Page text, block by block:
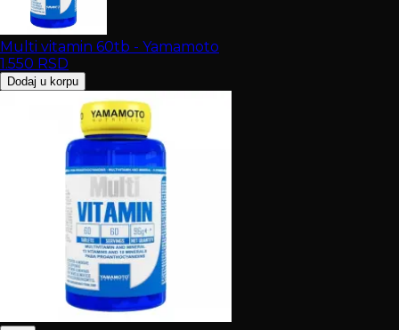
Multi vitamin 60tb - Yamamoto
1.550 RSD
Dodaj u korpu